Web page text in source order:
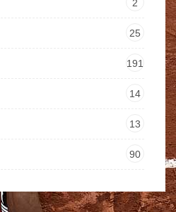
2
25
191
14
13
90